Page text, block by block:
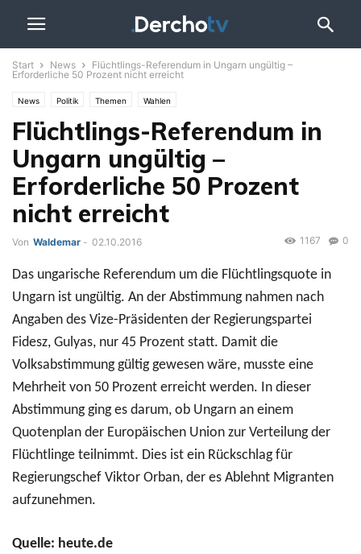
Start News
Flüchtlings-Referendum in Ungarn ungültig –
Erforderliche 50 Prozent nicht erreicht
News Politik Themen Wahlen
Flüchtlings-Referendum in
Ungarn ungültig –
Erforderliche 50 Prozent
nicht erreicht
Von Waldemar - 02.10.2016 0
1167
Das ungarische Referendum um die Flüchtlingsquote in
Ungarn ist ungültig. An der Abstimmung nahmen nach
Angaben des Vize-Präsidenten der Regierungspartei
Fidesz, Gulyas, nur 45 Prozent statt. Damit die
Volksabstimmung gültig gewesen wäre, musste eine
Mehrheit von 50 Prozent erreicht werden. In dieser
Abstimmung ging es darum, ob Ungarn an einem
Quotenplan der Europäischen Union zur Verteilung der
Flüchtlinge teilnimmt. Dies ist ein Rückschlag für
Regierungschef Viktor Orban, der es Ablehnt Migranten
aufzunehmen.
Quelle: heute.de